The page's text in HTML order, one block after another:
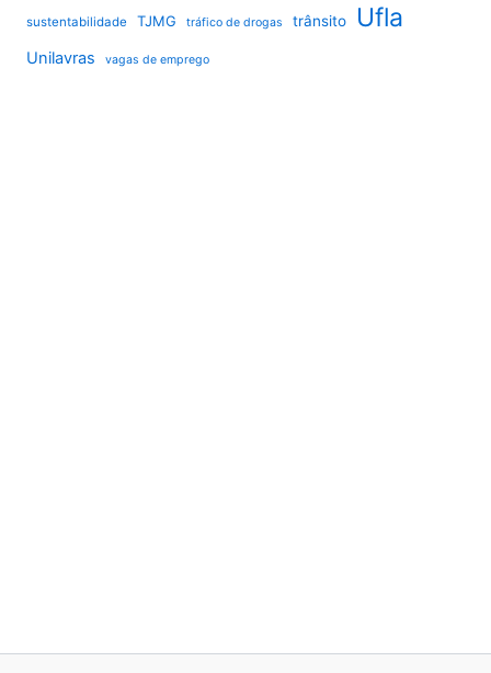
sustentabilidade TJMG tráfico de drogas trânsito Ufla
Unilavras vagas de emprego